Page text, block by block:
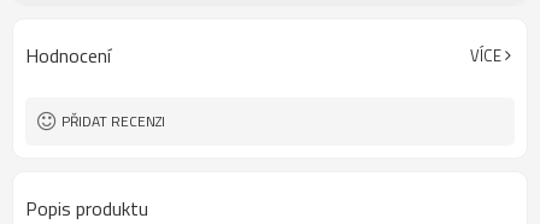
Zástrčka rozhraní Vybaveno konektorem M16
Osvědčení:
Hodnocení VÍCE
PŘIDAT RECENZI
Popis produktu